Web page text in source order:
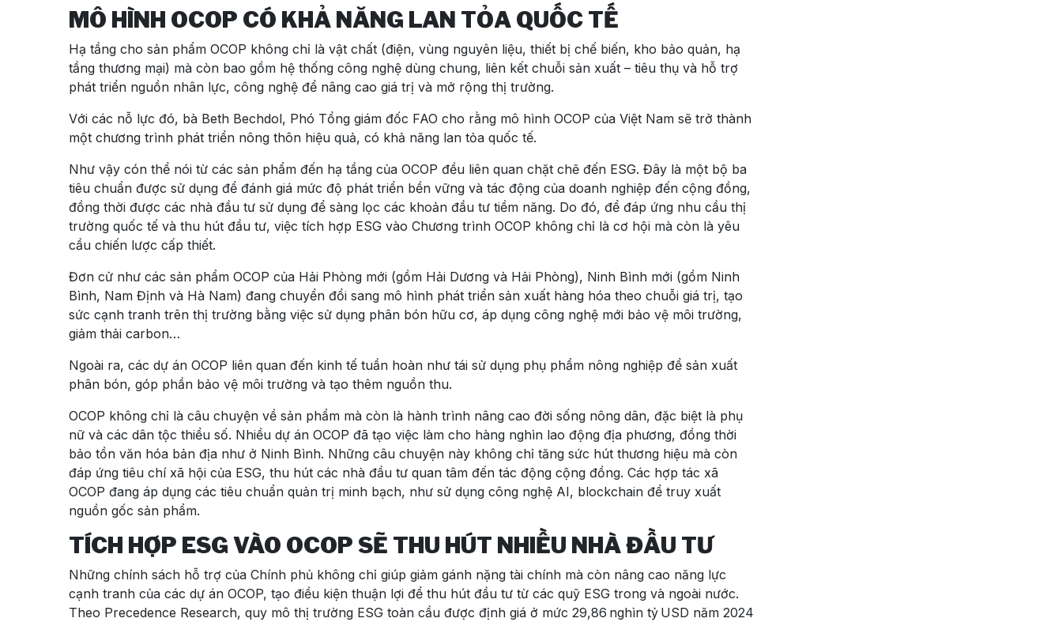
MÔ HÌNH OCOP CÓ KHẢ NĂNG LAN TỎA QUỐC TẾ
Hạ tầng cho sản phẩm OCOP không chỉ là vật chất (điện, vùng nguyên liệu, thiết bị chế biến, kho bảo quản, hạ
tầng thương mại) mà còn bao gồm hệ thống công nghệ dùng chung, liên kết chuỗi sản xuất – tiêu thụ và hỗ trợ
phát triển nguồn nhân lực, công nghệ để nâng cao giá trị và mở rộng thị trường.
Với các nỗ lực đó, bà Beth Bechdol, Phó Tổng giám đốc FAO cho rằng mô hình OCOP của Việt Nam sẽ trở thành
một chương trình phát triển nông thôn hiệu quả, có khả năng lan tỏa quốc tế.
Như vậy cón thể nói từ các sản phẩm đến hạ tầng của OCOP đều liên quan chặt chẽ đến ESG. Đây là một bộ ba
tiêu chuẩn được sử dụng để đánh giá mức độ phát triển bền vững và tác động của doanh nghiệp đến cộng đồng,
đồng thời được các nhà đầu tư sử dụng để sàng lọc các khoản đầu tư tiềm năng. Do đó, để đáp ứng nhu cầu thị
trường quốc tế và thu hút đầu tư, việc tích hợp ESG vào Chương trình OCOP không chỉ là cơ hội mà còn là yêu
cầu chiến lược cấp thiết.
Đơn cử như các sản phẩm OCOP của Hải Phòng mới (gồm Hải Dương và Hải Phòng), Ninh Bình mới (gồm Ninh
Bình, Nam Định và Hà Nam) đang chuyển đổi sang mô hình phát triển sản xuất hàng hóa theo chuỗi giá trị, tạo
sức cạnh tranh trên thị trường bằng việc sử dụng phân bón hữu cơ, áp dụng công nghệ mới bảo vệ môi trường,
giảm thải carbon…
Ngoài ra, các dự án OCOP liên quan đến kinh tế tuần hoàn như tái sử dụng phụ phẩm nông nghiệp để sản xuất
phân bón, góp phần bảo vệ môi trường và tạo thêm nguồn thu.
OCOP không chỉ là câu chuyện về sản phẩm mà còn là hành trình nâng cao đời sống nông dân, đặc biệt là phụ
nữ và các dân tộc thiểu số. Nhiều dự án OCOP đã tạo việc làm cho hàng nghìn lao động địa phương, đồng thời
bảo tồn văn hóa bản địa như ở Ninh Bình. Những câu chuyện này không chỉ tăng sức hút thương hiệu mà còn
đáp ứng tiêu chí xã hội của ESG, thu hút các nhà đầu tư quan tâm đến tác động cộng đồng. Các hợp tác xã
OCOP đang áp dụng các tiêu chuẩn quản trị minh bạch, như sử dụng công nghệ AI, blockchain để truy xuất
nguồn gốc sản phẩm.
TÍCH HỢP ESG VÀO OCOP SẼ THU HÚT NHIỀU NHÀ ĐẦU TƯ
Những chính sách hỗ trợ của Chính phủ không chỉ giúp giảm gánh nặng tài chính mà còn nâng cao năng lực
cạnh tranh của các dự án OCOP, tạo điều kiện thuận lợi để thu hút đầu tư từ các quỹ ESG trong và ngoài nước.
Theo Precedence Research, quy mô thị trường ESG toàn cầu được định giá ở mức 29,86 nghìn tỷ USD năm 2024